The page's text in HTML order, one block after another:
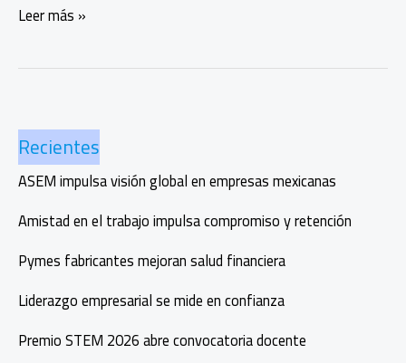
FIIE
MiPyMEs
y
el
empleo
formal
desde
la
innovación
Leer más »
Recientes
ASEM impulsa visión global en empresas mexicanas
Amistad en el trabajo impulsa compromiso y retención
Pymes fabricantes mejoran salud financiera
Liderazgo empresarial se mide en confianza
Premio STEM 2026 abre convocatoria docente